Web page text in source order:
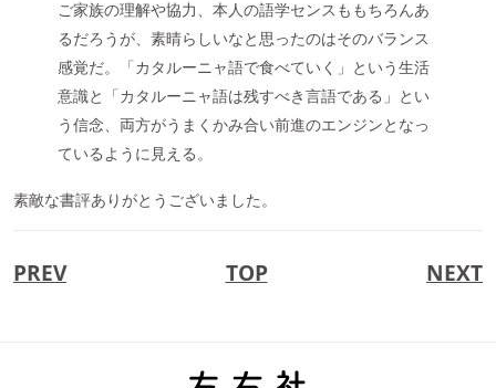
ご家族の理解や協力、本人の語学センスももちろんあ
るだろうが、素晴らしいなと思ったのはそのバランス
感覚だ。「カタルーニャ語で食べていく」という生活
意識と「カタルーニャ語は残すべき言語である」とい
う信念、両方がうまくかみ合い前進のエンジンとなっ
ているように見える。
素敵な書評ありがとうございました。
PREV TOP NEXT